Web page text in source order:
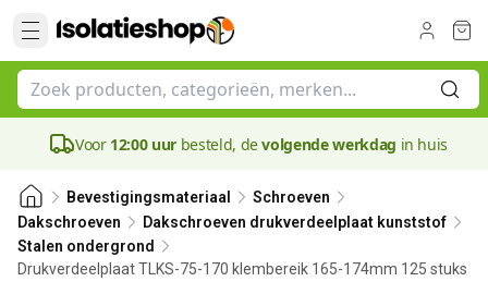
Voor 12:00 uur besteld, devolgende werkdag in huis
Bevestigingsmateriaal
Schroeven
Dakschroeven
Dakschroeven drukverdeelplaat kunststof
Stalen ondergrond
Drukverdeelplaat TLKS-75-170 klembereik 165-174mm 125 stuks
80 mm